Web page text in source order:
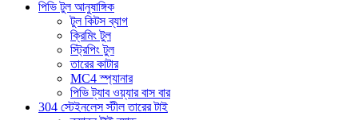
পিভি টুল আনুষাঙ্গিক
টুল কিটস ব্যাগ
ক্রিমিং টুল
স্ট্রিপিং টুল
তারের কাটার
MC4 স্প্যানার
পিভি ট্যাব ওয়্যার বাস বার
304 স্টেইনলেস স্টীল তারের টাই